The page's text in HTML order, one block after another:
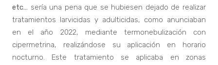
etc… sería una pena que se hubiesen dejado de realizar
tratamientos larvicidas y adulticidas, como anunciaban
en el año 2022, mediante termonebulización con
cipermetrina, realizándose su aplicación en horario
nocturno. Este tratamiento se aplicaba en zonas